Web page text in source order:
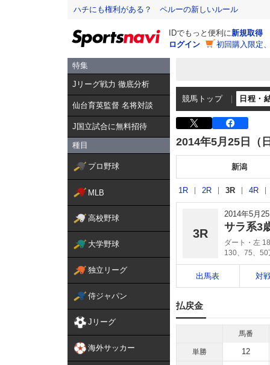
ハチにも権利がある？ ペルーの新しいルール
IDでもっと便利に新規取得
ログイン
初回購入限定
特集
Jリーグ戦力 徹底分析
仙台育英監督 名将対談
J国立試合に無料招待
種目
プロ野球
MLB
高校野球
大学野球
独立リーグ
侍ジャパン
Jリーグ
海外サッカー
競馬トップ 日程・
2014年5月25日（
新潟
1R 2R 3R 4R
3R
2014年5月
サラ系3
ダート・左
130、75、50
出馬表 対
払戻金
馬番
単勝 12